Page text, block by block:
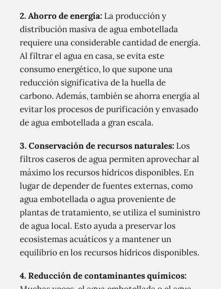
2. Ahorro de energía: La producción y
distribución masiva de agua embotellada
requiere una considerable cantidad de energía.
Al filtrar el agua en casa, se evita este
consumo energético, lo que supone una
reducción significativa de la huella de
carbono. Además, también se ahorra energía al
evitar los procesos de purificación y envasado
de agua embotellada a gran escala.
3. Conservación de recursos naturales: Los
filtros caseros de agua permiten aprovechar al
máximo los recursos hídricos disponibles. En
lugar de depender de fuentes externas, como
agua embotellada o agua proveniente de
plantas de tratamiento, se utiliza el suministro
de agua local. Esto ayuda a preservar los
ecosistemas acuáticos y a mantener un
equilibrio en los recursos hídricos disponibles.
4. Reducción de contaminantes químicos: